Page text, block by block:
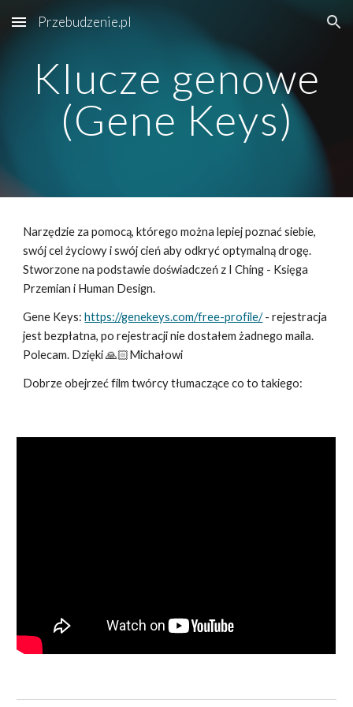
Skip to main content Skip to navigation
Przebudzenie.pl
Klucze genowe
(Gene Keys)
Narzędzie za pomocą, którego możnalepiejpoznać siebie,
swój cel życiowy i swój cień aby odkryć optymalną drogę.
Stworzone na podstawie doświadczeń z I Ching - Księga
Przemian i Human Design.
Gene Keys:https://genekeys.com/free-profile/- rejestracja
jest bezpłatna, po rejestracji nie dostałem żadnego maila.
Polecam. Dzięki🙏🏻Michałowi
Dobrze obejrzeć film twórcy tłumaczące co to takiego: